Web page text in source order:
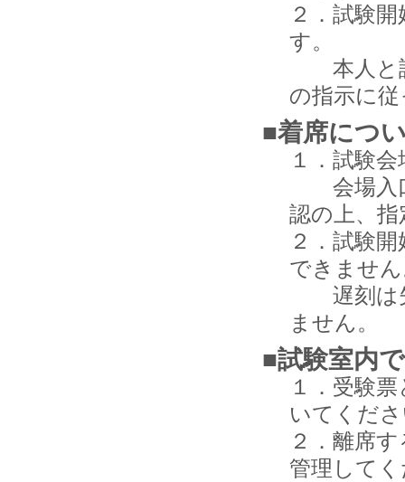
２．試験
す。
本人と証
の指示に
■着席につ
１．試験
会場入口
認の上、
２．試験
できませ
遅刻は失
ません。
■試験室内
１．受験
いてくだ
２．離席
管理して